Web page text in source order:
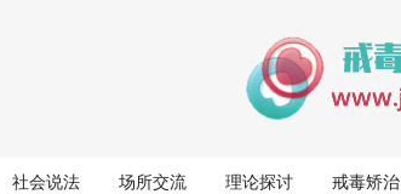
社会说法 场所交流 理论探讨 戒毒矫治